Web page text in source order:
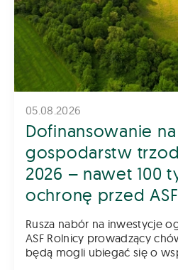
05.08.2026
Dofinansowanie
gospodarstw
2026 – nawet 100
ochronę przed ASF
Rusza nabór na inwestycje
ASF Rolnicy prowadzący chów i hodowlę świń
będą mogli ubiegać się o